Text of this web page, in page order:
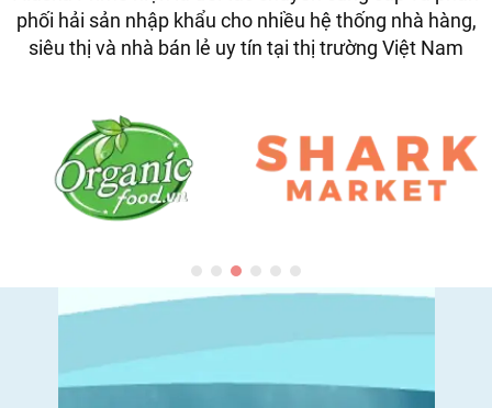
phối hải sản nhập khẩu cho nhiều hệ thống nhà hàng,
siêu thị và nhà bán lẻ uy tín tại thị trường Việt Nam